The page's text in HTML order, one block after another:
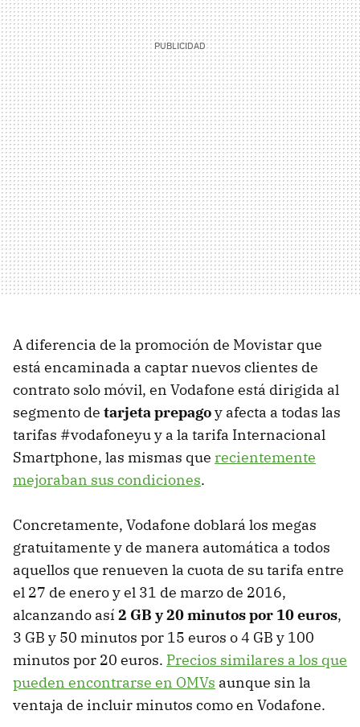
A diferencia de la promoción de Movistar que
está encaminada a captar nuevos clientes de
contrato solo móvil, en Vodafone está dirigida al
segmento de tarjeta prepagoy afecta a todas las
tarifas #vodafoneyu y a la tarifa Internacional
Smartphone, las mismas que recientemente
mejoraban sus condiciones.
Concretamente, Vodafone doblará los megas
gratuitamente y de manera automática a todos
aquellos que renueven la cuota de su tarifa entre
el 27 de enero y el 31 de marzo de 2016,
alcanzando así 2 GB y 20 minutos por 10 euros,
3 GB y 50 minutos por 15 euros o 4 GB y 100
minutos por 20 euros. Precios similares a los que
pueden encontrarse en OMVs aunque sin la
ventaja de incluir minutos como en Vodafone.